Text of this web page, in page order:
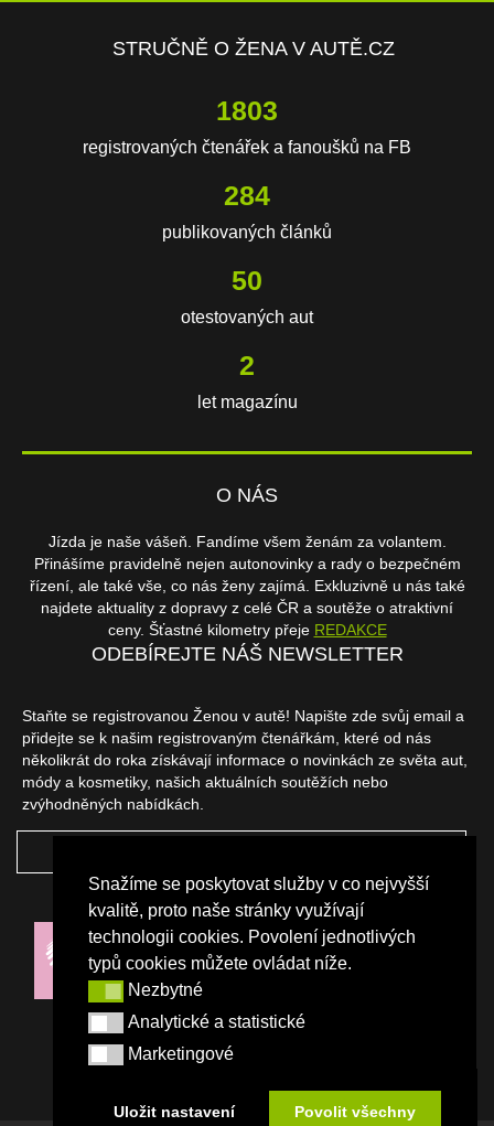
Snažíme se poskytovat služby v co nejvyšší
kvalitě, proto naše stránky využívají
technologii cookies. Povolení jednotlivých
typů cookies můžete ovládat níže.
NezbytnéNezbytné
Analytické a statistické
Analytické a statistické
Marketingové
Marketingové
Uložit nastavení Povolit všechny
STRUČNĚ O ŽENA V AUTĚ.CZ
3850
registrovaných čtenářek a fanoušků na FB
608
publikovaných článků
107
otestovaných aut
3
let magazínu
O NÁS
Jízda je naše vášeň. Fandíme všem ženám za volantem.
Přinášíme pravidelně nejen autonovinky a rady o bezpečném
řízení, ale také vše, co nás ženy zajímá. Exkluzivně u nás také
najdete aktuality z dopravy z celé ČR a soutěže o atraktivní
ceny. Šťastné kilometry přeje REDAKCE
ODEBÍREJTE NÁŠ NEWSLETTER
Staňte se registrovanou Ženou v autě! Napište zde svůj email a
přidejte se k našim registrovaným čtenářkám, které od nás
několikrát do roka získávají informace o novinkách ze světa aut,
módy a kosmetiky, našich aktuálních soutěžích nebo
zvýhodněných nabídkách.
NAŠI PARTNEŘI